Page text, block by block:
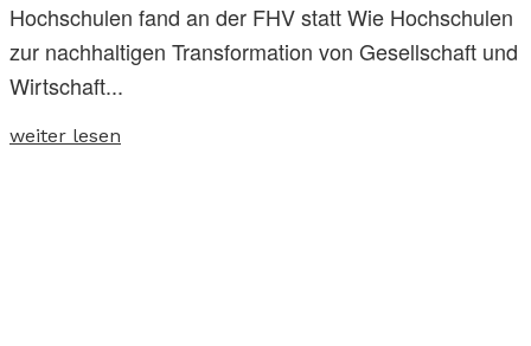
Hochschulen fand an der FHV statt Wie Hochschulen
zur nachhaltigen Transformation von Gesellschaft und
Wirtschaft...
weiter lesen